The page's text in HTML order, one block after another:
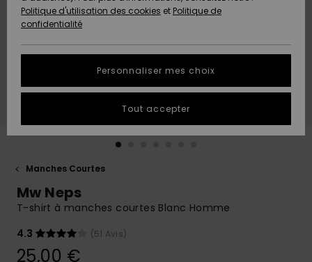
A
Découvrir
A
Découvrir
Communauté
des
tailles
conversation
obtenir la
à votre
Démarrer
MAGASINS
QUIKSILVER
Manches Courtes
Mw Neps
T-shirt à manches courtes Blanc Homme
4.3
(51 Avis)
25,00 €
Politique d'utilisation des cookies et Politique de
confidentialité
Personnaliser mes choix
Tout accepter